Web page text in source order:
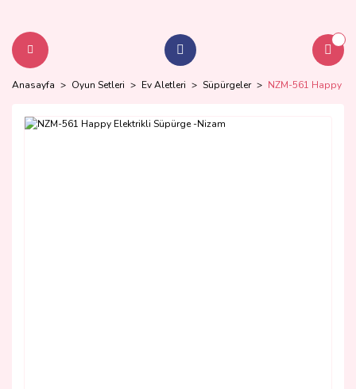
Anasayfa Oyun Setleri Ev Aletleri Süpürgeler NZM-561 Happy